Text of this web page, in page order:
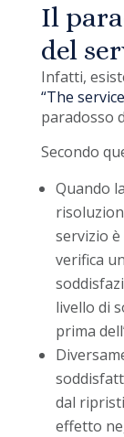
Il
del
Infatti,
“The
paradosso
Secondo
Quando
servizio
verifica
livello di
prima
dal
effetto